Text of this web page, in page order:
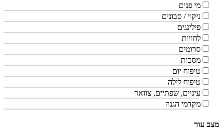
מי פנים
ניקוי / סבונים
פילינגים
לחויות
סרומים
מסכות
טיפוח יום
טיפוח לילה
עיניים, שפתיים, צוואר
מקדמי הגנה
מצב עור